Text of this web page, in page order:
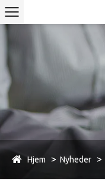
Hjem Nyheder